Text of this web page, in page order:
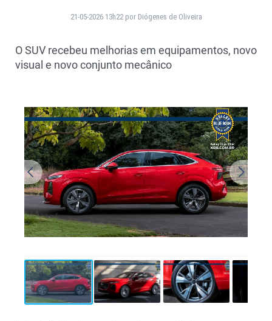
21-05-2026 13h22 por Diógenes de Oliveira
O SUV recebeu melhorias em equipamentos, novo
visual e novo conjunto mecânico